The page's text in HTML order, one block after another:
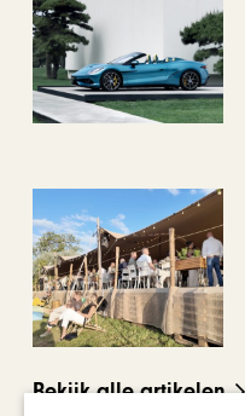
Bekijk alle artikelen